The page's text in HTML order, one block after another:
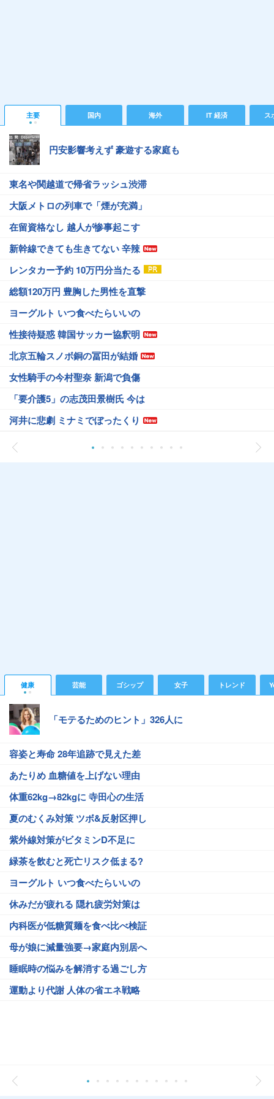
主要 国内 海外 IT 経済 ス
円安影響考えず 豪遊する家庭も
東名や関越道で帰省ラッシュ渋滞
大阪メトロの列車で「煙が充満」
在留資格なし 越人が惨事起こす
新幹線できても生きてない 辛辣
レンタカー予約 10万円分当たる
総額120万円 豊胸した男性を直撃
ヨーグルト いつ食べたらいいの
性接待疑惑 韓国サッカー協釈明
北京五輪スノボ銅の冨田が結婚
女性騎手の今村聖奈 新潟で負傷
「要介護5」の志茂田景樹氏 今は
河井に悲劇 ミナミでぼったくり
健康 芸能 ゴシップ 女子 トレンド
「モテるためのヒント」326人に
容姿と寿命 28年追跡で見えた差
あたりめ 血糖値を上げない理由
体重62kg→82kgに 寺田心の生活
夏のむくみ対策 ツボ&反射区押し
紫外線対策がビタミンD不足に
緑茶を飲むと死亡リスク低まる?
ヨーグルト いつ食べたらいいの
休みだが疲れる 隠れ疲労対策は
内科医が低糖質麺を食べ比べ検証
母が娘に減量強要→家庭内別居へ
睡眠時の悩みを解消する過ごし方
運動より代謝 人体の省エネ戦略